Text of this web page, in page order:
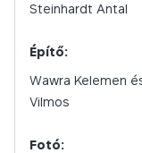
Steinhardt Antal
Építő:
Wawra Kelemen
Vilmos
Fotó: